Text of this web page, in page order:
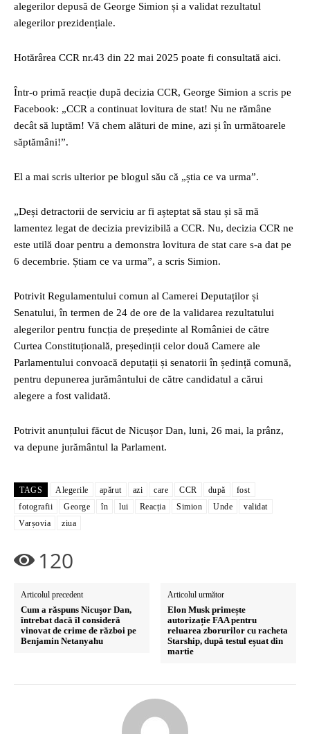
alegerilor depusă de George Simion și a validat rezultatul
alegerilor prezidențiale.
Hotărârea CCR nr.43 din 22 mai 2025 poate fi consultată aici.
Într-o primă reacție după decizia CCR, George Simion a scris pe
Facebook: „CCR a continuat lovitura de stat! Nu ne rămâne
decât să luptăm! Vă chem alături de mine, azi și în următoarele
săptămâni!”.
El a mai scris ulterior pe blogul său că „știa ce va urma”.
„Deși detractorii de serviciu ar fi așteptat să stau și să mă
lamentez legat de decizia previzibilă a CCR. Nu, decizia CCR ne
este utilă doar pentru a demonstra lovitura de stat care s-a dat pe
6 decembrie. Știam ce va urma”, a scris Simion.
Potrivit Regulamentului comun al Camerei Deputaților și
Senatului, în termen de 24 de ore de la validarea rezultatului
alegerilor pentru funcția de președinte al României de către
Curtea Constituțională, președinții celor două Camere ale
Parlamentului convoacă deputații și senatorii în ședință comună,
pentru depunerea jurământului de către candidatul a cărui
alegere a fost validată.
Potrivit anunțului făcut de Nicușor Dan, luni, 26 mai, la prânz,
va depune jurământul la Parlament.
TAGS Alegerile apărut azi care CCR după
fost
fotografii
George în lui Reacția Simion Unde
validat
Varșovia
ziua
120
Articolul precedent
Cum a răspuns Nicuşor Dan,
întrebat dacă îl consideră
vinovat de crime de război pe
Benjamin Netanyahu
Articolul următor
Elon Musk primește
autorizație FAA pentru
reluarea zborurilor cu racheta
Starship, după testul eșuat din
martie